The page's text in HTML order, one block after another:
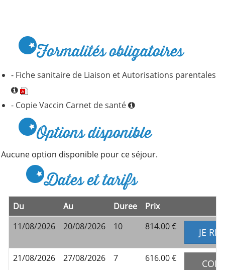
Formalités obligatoires
- Fiche sanitaire de Liaison et Autorisations parentales
- Copie Vaccin Carnet de santé
Options disponible
Aucune option disponible pour ce séjour.
Dates et tarifs
Du Au Duree
Prix
11/08/2026
20/08/2026 10 814.00 ‎€ JE
21/08/2026 27/08/2026 7 616.00 ‎€